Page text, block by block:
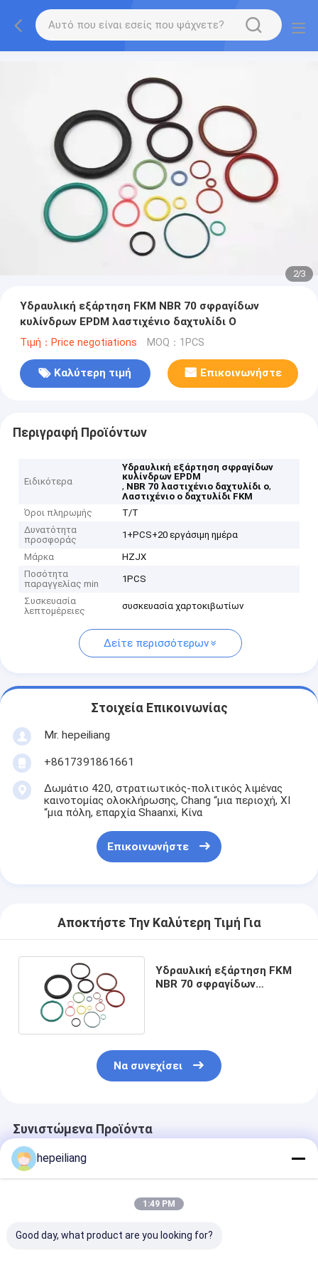
2/3
Υδραυλική εξάρτηση FKM NBR 70 σφραγίδων
κυλίνδρων EPDM λαστιχένιο δαχτυλίδι Ο
Τιμή：Price negotiations MOQ：1PCS
Καλύτερη τιμή Επικοινωνήστε
Περιγραφή Προϊόντων
Ειδικότερα
Υδραυλική εξάρτηση σφραγίδων
κυλίνδρων EPDM
, NBR 70 λαστιχένιο δαχτυλίδι ο,
Λαστιχένιο ο δαχτυλίδι FKM
Όροι πληρωμής
T/T
Δυνατότητα
προσφοράς
1+PCS+20 εργάσιμη ημέρα
Μάρκα
HZJX
Ποσότητα
παραγγελίας min
1PCS
Συσκευασία
λεπτομέρειες
συσκευασία χαρτοκιβωτίων
Δείτε περισσότερων
Στοιχεία Επικοινωνίας
Mr. hepeiliang
+8617391861661
Δωμάτιο 420, στρατιωτικός-πολιτικός λιμένας
καινοτομίας ολοκλήρωσης, Chang “μια περιοχή, ΧΙ
“μια πόλη, επαρχία Shaanxi, Κίνα
Επικοινωνήστε
Αποκτήστε Την Καλύτερη Τιμή Για
Υδραυλική εξάρτηση FKM
NBR 70 σφραγίδων
Να συνεχίσει
Συνιστώμενα Προϊόντα
hepeiliang
1:49 PM
Good day, what product are you looking for?